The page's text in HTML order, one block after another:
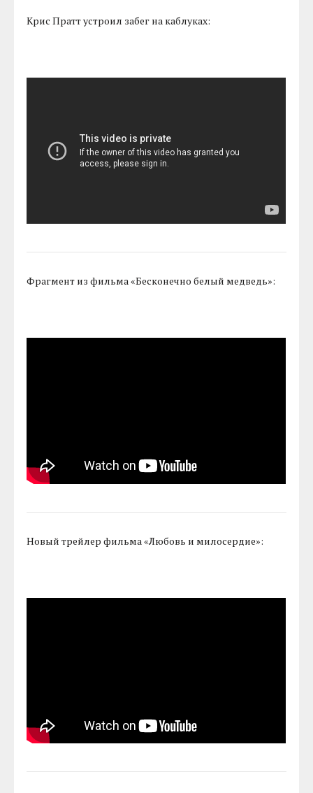
Крис Пратт устроил забег на каблуках:
Фрагмент из фильма «Бесконечно белый медведь»:
Новый трейлер фильма «Любовь и милосердие»: